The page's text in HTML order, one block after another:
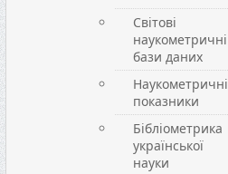
Світові
наукометричні
бази даних
Наукометричні
показники
Бібліометрика
української
науки